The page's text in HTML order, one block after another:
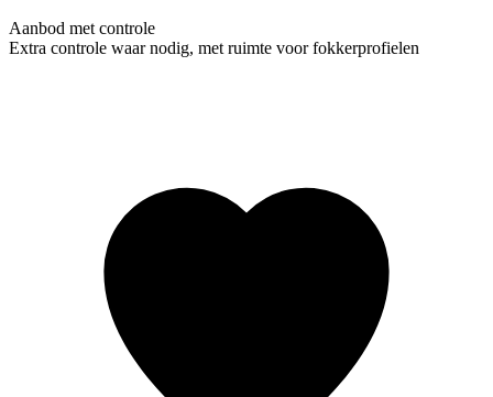
Aanbod met controle
Extra controle waar nodig, met ruimte voor fokkerprofielen